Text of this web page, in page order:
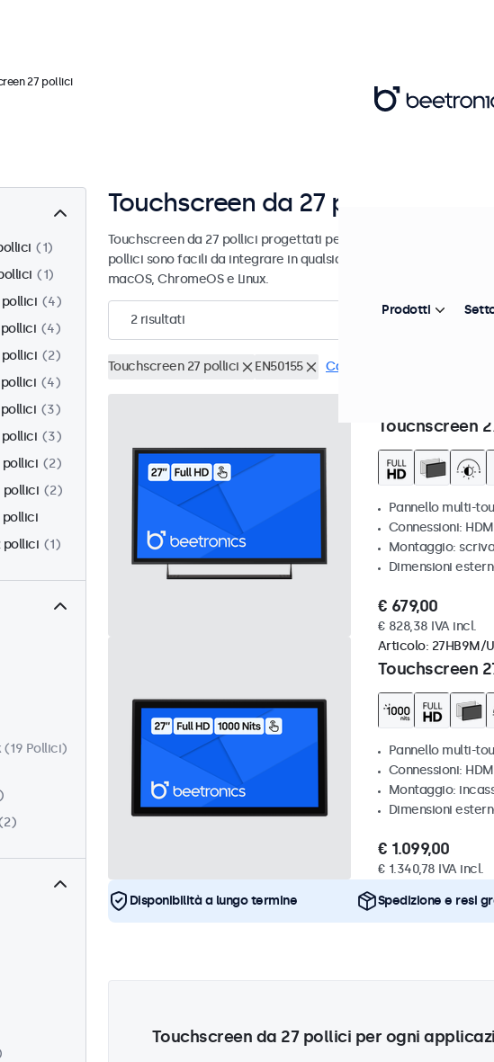
27 pollici
1
1
pollici
4
pollici
4
pollici
2
pollici
4
pollici
3
pollici
3
pollici
2
pollici
2
pollici
pollici
1
Pollici)
2
Touchscreen da 27 pollici
Touchscreen da 27 pollici progettati per uso professionale e uso
pollici sono facili da integrare in qualsiasi contesto e sono
macOS, ChromeOS e Linux.
2risultati
Touchscreen 27 pollici EN50155 Cancella i filtri
Touchscreen
Pannello multi-
Connessioni:
Montaggio:
Dimensioni
€ 679,00
€ 828,38 IVA incl.
Touchscreen
Articolo: 27HB9M/
Pannello multi-
Connessioni:
Montaggio:
Dimensioni
€ 1.099,00
€ 1.340,78 IVA incl.
Disponibilità a lungo termine Spedizione e resi
Touchscreen da 27 pollici per ogni
Prodotti